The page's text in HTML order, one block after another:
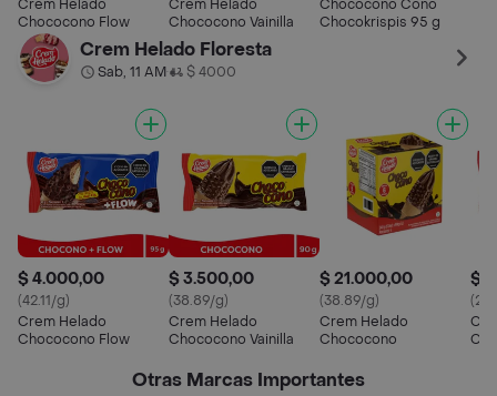
Crem Helado
Chococono Flow
Crem Helado
Chococono Vainilla
Chococono Cono
Chocokrispis 95 g
Crem Helado Floresta
Sab, 11 AM• $ 4000
$ 4.000,00
(42.11/g)
Crem Helado
Chococono Flow
$ 3.500,00
(38.89/g)
Crem Helado
Chococono Vainilla
$ 21.000,00
(38.89/g)
Crem Helado
Chococono
$
Otras Marcas Importantes